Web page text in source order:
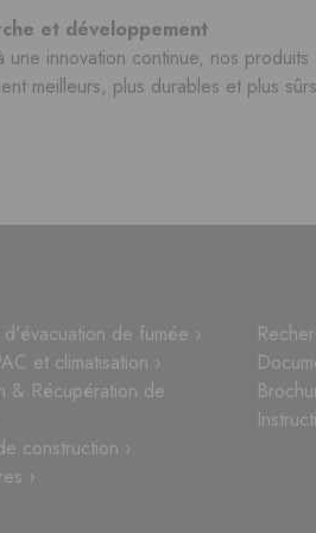
et développement
une innovation continue, nos produits
meilleurs, plus durables et plus
d'évacuation de fumée ›
et climatisation ›
& Récupération de
construction ›
›